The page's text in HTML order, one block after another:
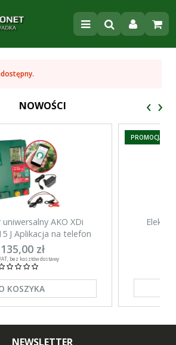
NOWOŚCI
AKO XDi
J Aplikacja na telefon
zł
bez kosztów dostawy
KOSZYKA
PROMOCJA
‹ ›
NEWSLETTER